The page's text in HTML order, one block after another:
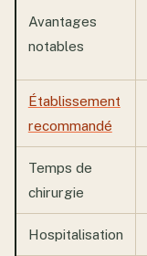
Avantages
notables
Établissement
recommandé
Temps de
chirurgie
Hospitalisation